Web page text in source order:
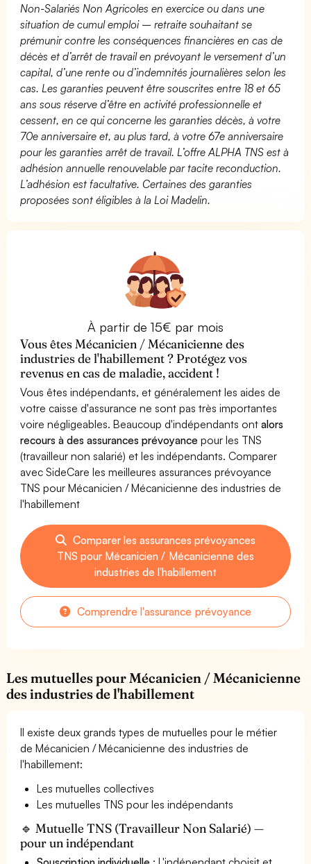
Non-Salariés Non Agricoles en exercice ou dans une
situation de cumul emploi – retraite souhaitant se
prémunir contre les conséquences financières en cas de
décès et d’arrêt de travail en prévoyant le versement d’un
capital, d’une rente ou d’indemnités journalières selon les
cas. Les garanties peuvent être souscrites entre 18 et 65
ans sous réserve d’être en activité professionnelle et
cessent, en ce qui concerne les garanties décès, à votre
70e anniversaire et, au plus tard, à votre 67e anniversaire
pour les garanties arrêt de travail. L’offre ALPHA TNS est à
adhésion annuelle renouvelable par tacite reconduction.
L’adhésion est facultative. Certaines des garanties
proposées sont éligibles à la Loi Madelin.
À partir de 15€ par mois
Vous êtes Mécanicien / Mécanicienne des
industries de l'habillement ? Protégez vos
revenus en cas de maladie, accident !
Vous êtes indépendants, et généralement les aides de
votre caisse d'assurance ne sont pas très importantes
voire négligeables. Beaucoup d'indépendants ontalors
recours à des assurances prévoyance pour les TNS
(travailleur non salarié) et les indépendants. Comparer
avec SideCare les meilleures assurances prévoyance
TNS pour Mécanicien / Mécanicienne des industries de
l'habillement
Comparer les assurances prévoyances
TNS pour Mécanicien / Mécanicienne des
industries de l'habillement
Comprendre l'assurance prévoyance
Les mutuelles pour Mécanicien / Mécanicienne
des industries de l'habillement
Il existe deux grands types de mutuelles pour le métier
de Mécanicien / Mécanicienne des industries de
l'habillement:
Les mutuelles collectives
Les mutuelles TNS pour les indépendants
🔹 Mutuelle TNS (Travailleur Non Salarié) —
pour un indépendant